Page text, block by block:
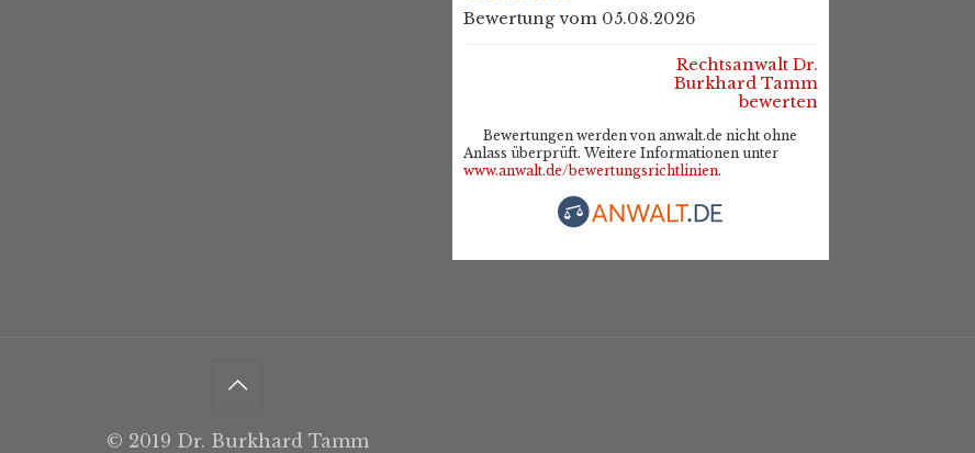
Bewertung vom 05.08.2026
Rechtsanwalt Dr.
Burkhard Tamm
bewerten
Bewertungen werden von anwalt.de nicht ohne
Anlass überprüft. Weitere Informationen unter
www.anwalt.de/bewertungsrichtlinien.
© 2019 Dr. Burkhard Tamm